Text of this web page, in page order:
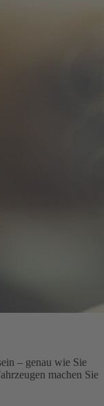
– genau wie Sie
machen Sie